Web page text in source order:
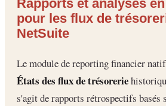
Rapports et analyses
pour les flux de
NetSuite
Le module de reporting financier
États des flux de trésorerie
s'agit de rapports rétrospectifs basés